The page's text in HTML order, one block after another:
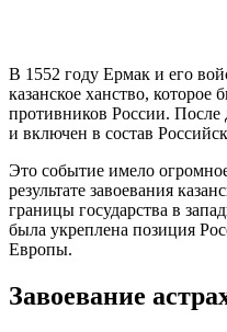
В 1552 году Ермак и его
казанское ханство,
противников России. После
и включен в состав
Это событие имело
результате завоевания
границы государства в
была укреплена позиция
Европы.
Завоевание